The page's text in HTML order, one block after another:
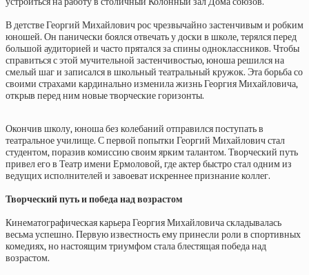
В детстве Георгий Михайлович рос чрезвычайно застенчивым и робким
юношей. Он панически боялся отвечать у доски в школе, терялся перед
большой аудиторией и часто прятался за спины одноклассников. Чтобы
справиться с этой мучительной застенчивостью, юноша решился на
смелый шаг и записался в школьный театральный кружок. Эта борьба со
своими страхами кардинально изменила жизнь Георгия Михайловича,
открыв перед ним новые творческие горизонты.
Окончив школу, юноша без колебаний отправился поступать в
театральное училище. С первой попытки Георгий Михайлович стал
студентом, поразив комиссию своим ярким талантом. Творческий путь
привел его в Театр имени Ермоловой, где актер быстро стал одним из
ведущих исполнителей и завоеват искреннее признание коллег.
Творческий путь и победа над возрастом
Кинематографическая карьера Георгия Михайловича складывалась
весьма успешно. Первую известность ему принесли роли в спортивных
комедиях, но настоящим триумфом стала блестящая победа над
возрастом.